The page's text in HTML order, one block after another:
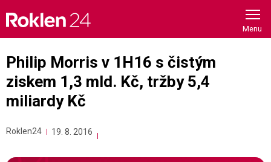
content
Philip Morris v 1H16 s čistým
ziskem 1,3 mld. Kč, tržby 5,4
miliardy Kč
Roklen24 19. 8. 2016